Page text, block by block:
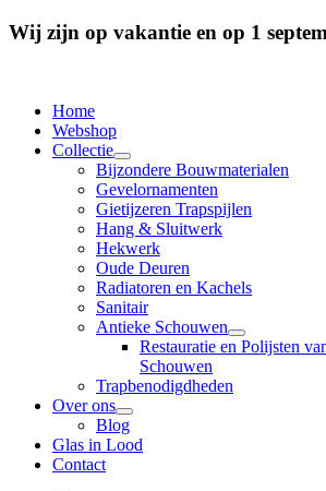
Wij zijn op vakantie en op 1
Home
Webshop
Collectie
Bijzondere Bouwmaterialen
Gevelornamenten
Gietijzeren Trapspijlen
Hang & Sluitwerk
Hekwerk
Oude Deuren
Radiatoren en Kachels
Sanitair
Antieke Schouwen
Restauratie en Polijsten
Schouwen
Trapbenodigdheden
Over ons
Blog
Glas in Lood
Contact